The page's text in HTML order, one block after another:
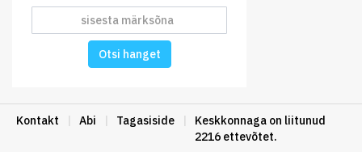
Otsi hanget
Kontakt | Abi | Tagasiside |
Keskkonnaga on liitunud
2216 ettevõtet.